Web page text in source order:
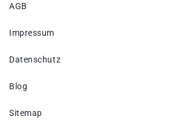
AGB
Impressum
Datenschutz
Blog
Sitemap